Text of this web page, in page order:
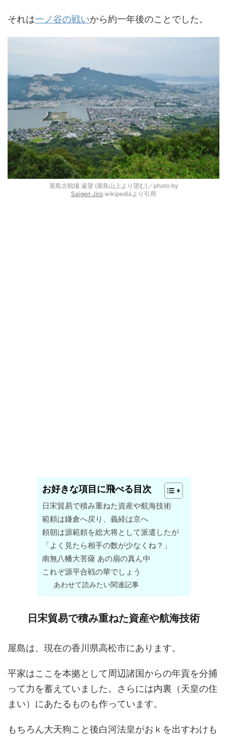
それは一ノ谷の戦いから約一年後のことでした。
屋島古戦場 遠望 (屋島山上より望む)／photo by
Saigen Jiro wikipediaより引用
お好きな項目に飛べる目次
日宋貿易で積み重ねた資産や航海技術
範頼は鎌倉へ戻り、義経は京へ
頼朝は源範頼を総大将として派遣したが
「よく見たら相手の数が少なくね？」
南無八幡大菩薩 あの扇の真ん中
これぞ源平合戦の華でしょう
あわせて読みたい関連記事
日宋貿易で積み重ねた資産や航海技術
屋島は、現在の香川県高松市にあります。
平家はここを本拠として周辺諸国からの年貢を分捕
って力を蓄えていました。さらには内裏（天皇の住
まい）にあたるものも作っています。
もちろん大天狗こと後白河法皇がおｋを出すわけも